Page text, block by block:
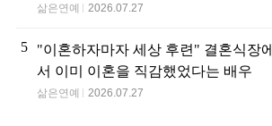
삶은연예 2026.07.27
5
"이혼하자마자 세상 후련" 결혼식장에
서 이미 이혼을 직감했었다는 배우
삶은연예 2026.07.27